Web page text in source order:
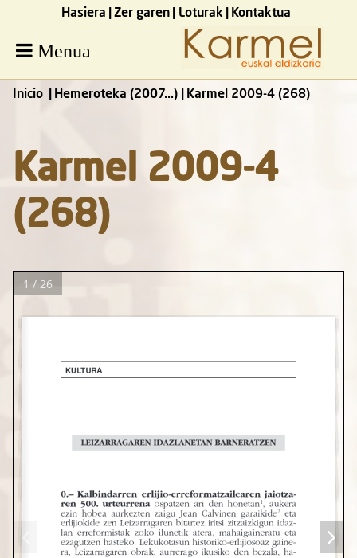
Hasiera Zer garen Loturak Kontaktua
Menua
Inicio Hemeroteka (2007...) Karmel 2009-4 (268)
Karmel 2009-4
(268)
1 / 26